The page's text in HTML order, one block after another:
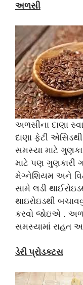
અળસી
અળસીના દાણા
દાણા ફેટી
સમસ્યા માટે
માટે પણ ગુણકારી
મેગ્નેશિયમ અને
સામે લડી
થાઇરોઇડથી
કરવો જોઇએ .
સમસ્યામાં રાહત
ડેરી પ્રોડક્ટસ